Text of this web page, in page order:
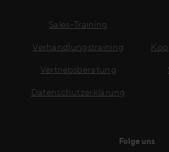
Sales-Training
Verhandlungstraining
Vertriebsberatung
Datenschutzerklärung
Folge uns